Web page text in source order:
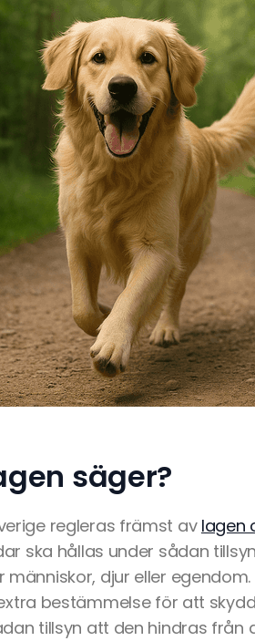
säger?
regleras främst av lagen
ska hållas under sådan
djur eller
bestämmelse för att
tillsyn att den hindras